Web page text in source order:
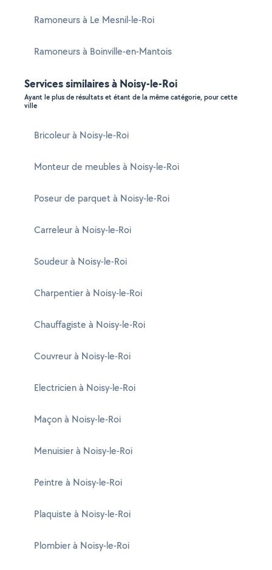
Ramoneurs à Le Mesnil-le-Roi
Ramoneurs à Boinville-en-Mantois
Services similaires à Noisy-le-Roi
Ayant le plus de résultats et étant de la même catégorie, pour cette
ville
Bricoleur à Noisy-le-Roi
Monteur de meubles à Noisy-le-Roi
Poseur de parquet à Noisy-le-Roi
Carreleur à Noisy-le-Roi
Soudeur à Noisy-le-Roi
Charpentier à Noisy-le-Roi
Chauffagiste à Noisy-le-Roi
Couvreur à Noisy-le-Roi
Electricien à Noisy-le-Roi
Maçon à Noisy-le-Roi
Menuisier à Noisy-le-Roi
Peintre à Noisy-le-Roi
Plaquiste à Noisy-le-Roi
Plombier à Noisy-le-Roi